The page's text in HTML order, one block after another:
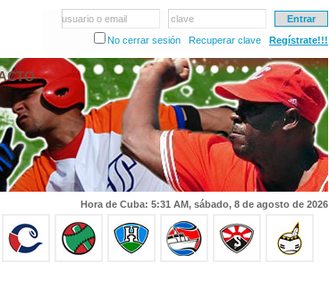
usuario o email
clave
No cerrar sesión
Recuperar clave Regístrate!!!
Hora de Cuba: 5:31 AM, sábado, 8 de agosto de 2026